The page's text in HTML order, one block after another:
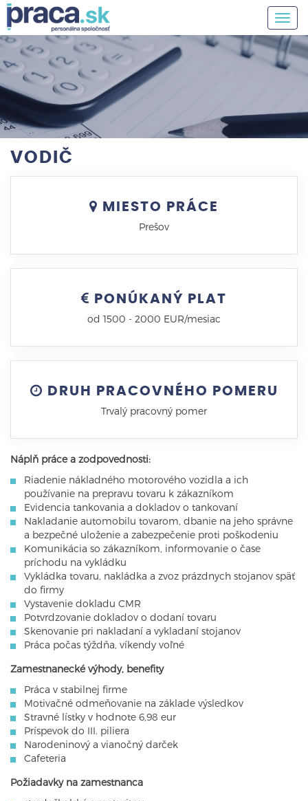
VODIČ
MIESTO PRÁCE
Prešov
PONÚKANÝ PLAT
od 1500 - 2000 EUR/mesiac
DRUH PRACOVNÉHO POMERU
Trvalý pracovný pomer
Náplň práce a zodpovednosti:
Riadenie nákladného motorového vozidla a ich
používanie na prepravu tovaru k zákazníkom
Evidencia tankovania a dokladov o tankovaní
Nakladanie automobilu tovarom, dbanie na jeho správne
a bezpečné uloženie a zabezpečenie proti poškodeniu
Komunikácia so zákazníkom, informovanie o čase
príchodu na vykládku
Vykládka tovaru, nakládka a zvoz prázdnych stojanov späť
do firmy
Vystavenie dokladu CMR
Potvrdzovanie dokladov o dodaní tovaru
Skenovanie pri nakladaní a vykladaní stojanov
Práca počas týždňa, víkendy voľné
Zamestnanecké výhody, benefity
Práca v stabilnej firme
Motivačné odmeňovanie na základe výsledkov
Stravné lístky v hodnote 6,98 eur
Príspevok do III. piliera
Narodeninový a vianočný darček
Cafeteria
Požiadavky na zamestnanca